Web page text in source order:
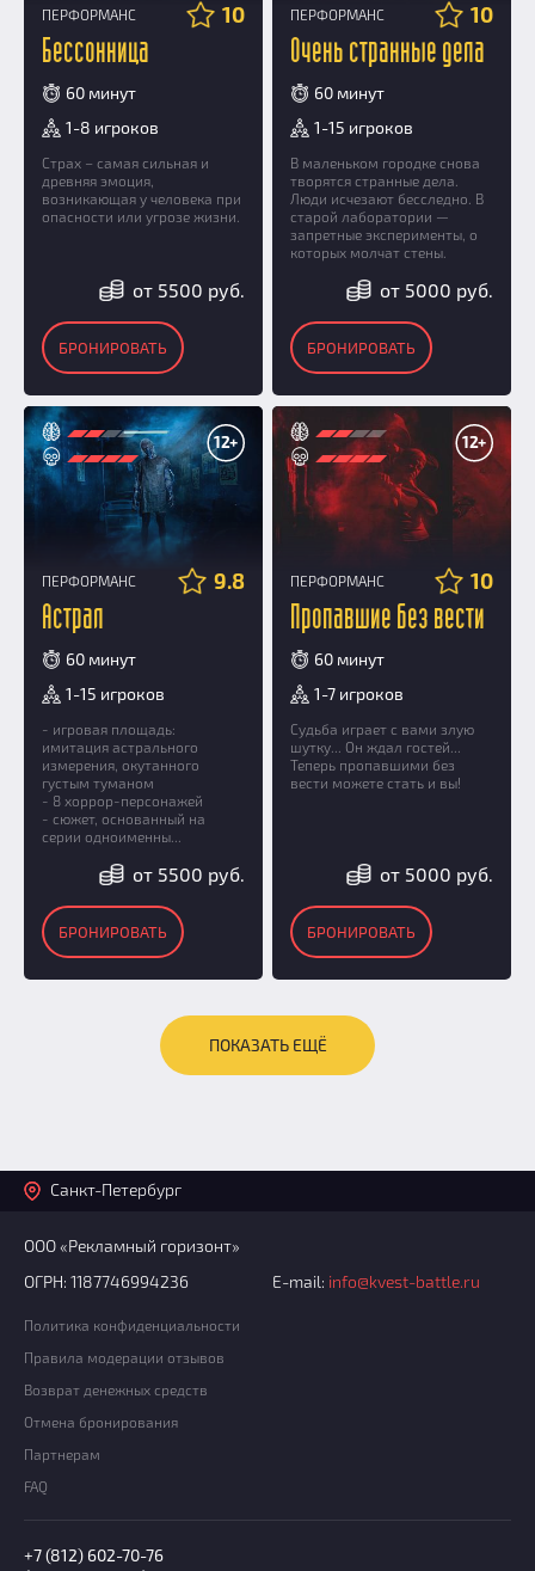
ПЕРФОРМАНС 10
Бессонница
60 минут
1-8 игроков
Страх – самая сильная и
древняя эмоция,
возникающая у человека при
опасности или угрозе жизни.
от 5500 руб.
БРОНИРОВАТЬ
ПЕРФОРМАНС 10
Очень странные дела
60 минут
1-15 игроков
В маленьком городке снова
творятся странные дела.
Люди исчезают бесследно. В
старой лаборатории —
запретные эксперименты, о
которых молчат стены.
от 5000 руб.
БРОНИРОВАТЬ
12+
ПЕРФОРМАНС 9.8
Астрал
60 минут
1-15 игроков
- игровая площадь:
имитация астрального
измерения, окутанного
густым туманом
- 8 хоррор-персонажей
- сюжет, основанный на
серии одноименны...
от 5500 руб.
БРОНИРОВАТЬ
12+
ПЕРФОРМАНС 10
Пропавшие без вести
60 минут
1-7 игроков
Судьба играет с вами злую
шутку... Он ждал гостей...
Теперь пропавшими без
вести можете стать и вы!
от 5000 руб.
БРОНИРОВАТЬ
ПОКАЗАТЬ ЕЩЁ
Санкт-Петербург
ООО «Рекламный горизонт»
ОГРН: 1187746994236
E-mail: info@kvest-battle.ru
Политика конфиденциальности
Правила модерации отзывов
Возврат денежных средств
Отмена бронирования
Партнерам
FAQ
+7 (812) 602-70-76